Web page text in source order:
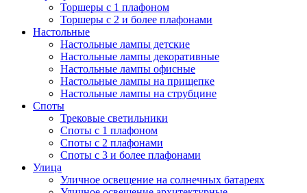
Торшеры с 1 плафоном
Торшеры с 2 и более плафонами
Настольные
Настольные лампы детские
Настольные лампы декоративные
Настольные лампы офисные
Настольные лампы на прищепке
Настольные лампы на струбцине
Споты
Трековые светильники
Споты с 1 плафоном
Споты с 2 плафонами
Споты с 3 и более плафонами
Улица
Уличное освещение на солнечных батареях